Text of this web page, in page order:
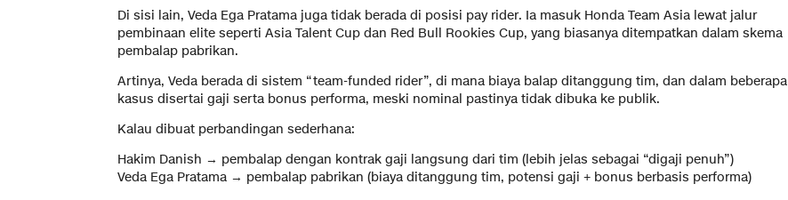
Di sisi lain, Veda Ega Pratama juga tidak berada di posisi pay rider. Ia masuk Honda Team Asia lewat jalur
pembinaan elite seperti Asia Talent Cup dan Red Bull Rookies Cup, yang biasanya ditempatkan dalam skema
pembalap pabrikan.
Artinya, Veda berada di sistem “team-funded rider”, di mana biaya balap ditanggung tim, dan dalam beberapa
kasus disertai gaji serta bonus performa, meski nominal pastinya tidak dibuka ke publik.
Kalau dibuat perbandingan sederhana:
Hakim Danish → pembalap dengan kontrak gaji langsung dari tim (lebih jelas sebagai “digaji penuh”)
Veda Ega Pratama → pembalap pabrikan (biaya ditanggung tim, potensi gaji + bonus berbasis performa)